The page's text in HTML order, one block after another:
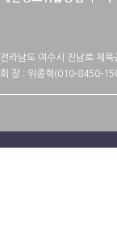
전라남도 여수시 진남로 체
회 장 : 위종혁(010-8450-